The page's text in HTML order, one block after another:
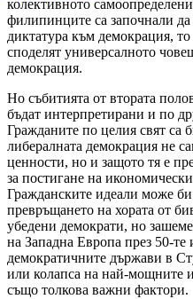
колективното
филипинците са започнали
диктатура към демокрация,
споделят универсалното
демокрация.
Но събитията от втората
бъдат интерпретирани и по
Гражданите по целия свят са
либералната демокрация не
ценности, но и защото тя е
за постигане на
Гражданските идеали може би
превръщането на хората от
убедени демократи, но
на Западна Европа през 50-те
демократичните държави в
или колапса на най-мощните
също толкова важни фактори.